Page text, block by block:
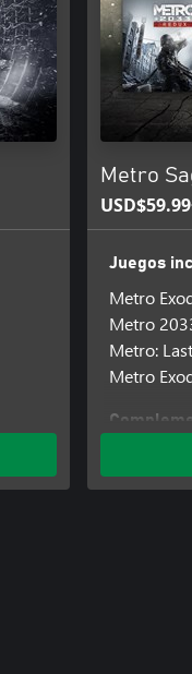
Metro
Juegos
Metro
Metro
Metro:
Metro
Metro
Metro